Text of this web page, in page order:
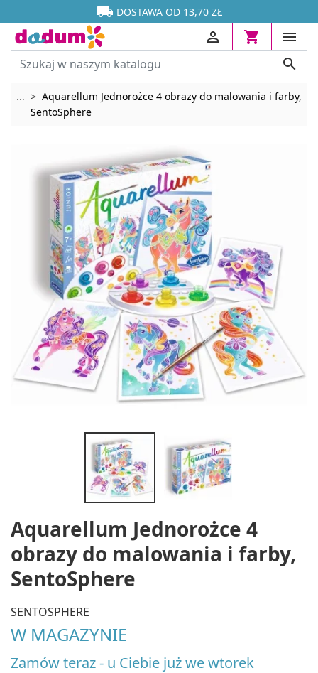

 DOSTAWA OD 13,70 ZŁ






... Rozwiń breadcrumbs
Aquarellum Jednorożce 4 obrazy do malowania i farby,
SentoSphere
Aquarellum Jednorożce 4
obrazy do malowania i farby,
SentoSphere
SENTOSPHERE
W MAGAZYNIE
Zamów teraz - u Ciebie już we wtorek